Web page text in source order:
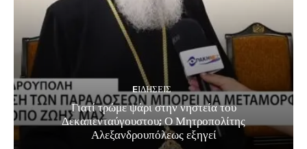
EΙΔΗΣΕΙΣ
Γιατί τρώμε ψάρι στην νηστεία του
Δεκαπενταύγουστου; Ο Μητροπολίτης
Αλεξανδρουπόλεως εξηγεί